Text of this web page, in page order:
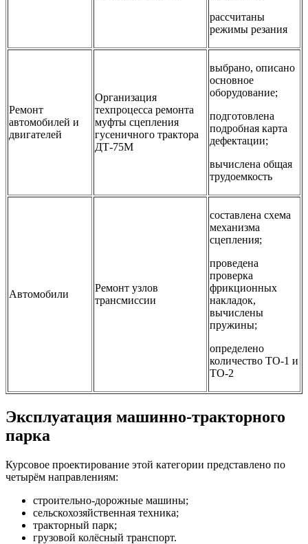
рассчитаны
режимы резания
Ремонт
автомобилей и
двигателей
Организация
техпроцесса ремонта
муфты сцепления
гусеничного трактора
ДТ-75М
выбрано, описано
основное
оборудование;
подготовлена
подробная карта
дефектации;
вычислена общая
трудоемкость
Автомобили
Ремонт узлов
трансмиссии
составлена схема
механизма
сцепления;
проведена
проверка
фрикционных
накладок,
вычислены
пружины;
определено
количество ТО-1 и
ТО-2
Эксплуатация машинно-тракторного
парка
Курсовое проектирование этой категории представлено по
четырём направлениям:
строительно-дорожные машины;
сельскохозяйственная техника;
тракторный парк;
грузовой колёсный транспорт.